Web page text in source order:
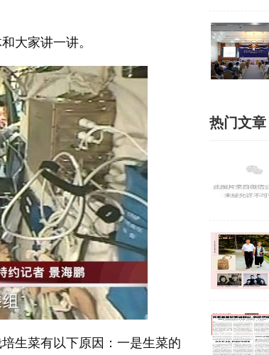
大家讲一讲。
生菜有以下原因：一是生菜的
热门文章